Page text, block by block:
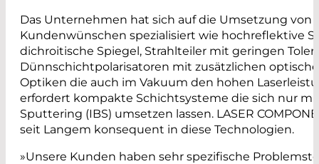
Das Unternehmen hat sich auf die Umsetzung von
Kundenwünschen spezialisiert wie hochreflektive
dichroitische Spiegel, Strahlteiler mit geringen
Dünnschichtpolarisatoren mit zusätzlichen
Optiken die auch im Vakuum den hohen
erfordert kompakte Schichtsysteme die sich nur
Sputtering (IBS) umsetzen lassen. LASER
seit Langem konsequent in diese Technologien.
»Unsere Kunden haben sehr spezifische